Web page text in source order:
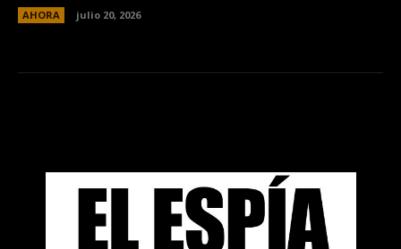
AHORA julio 20, 2026